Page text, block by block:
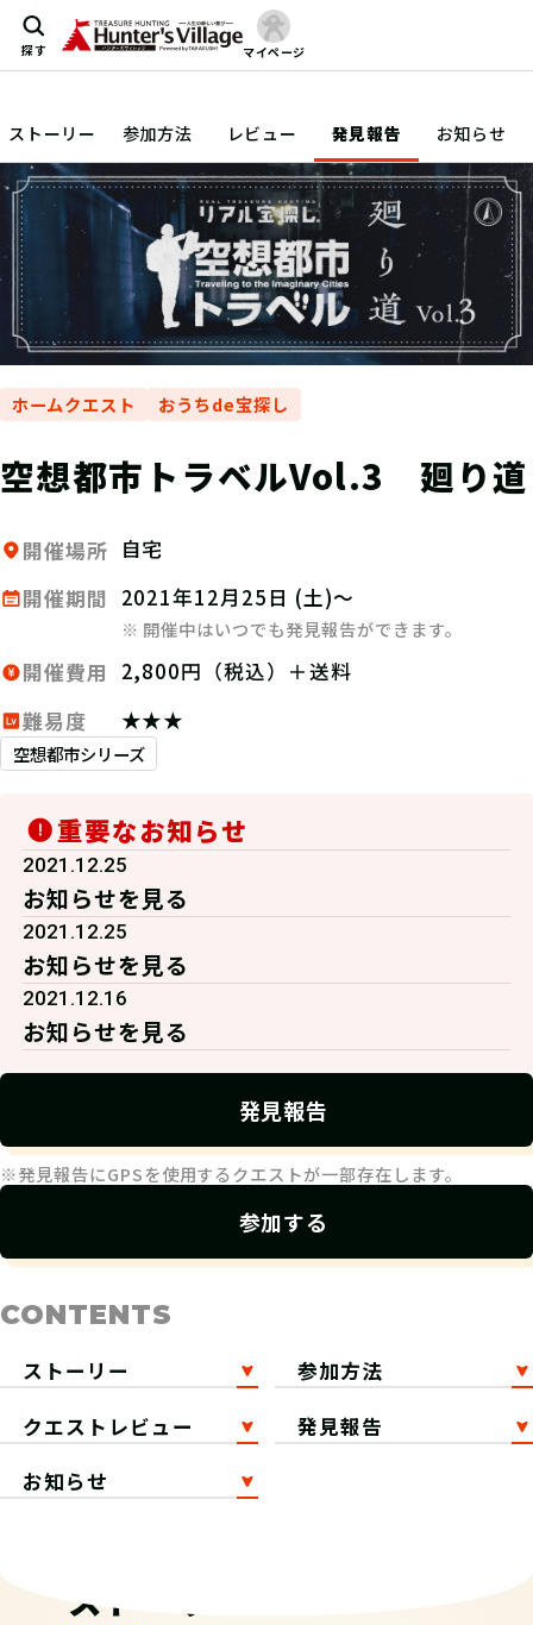
探す マイページ
ストーリー 参加方法 レビュー 発見報告 お知らせ
ホームクエスト おうちde宝探し
空想都市トラベルVol.3 廻り道
開催場所 自宅
開催期間
2021年12月25日 (土)～
※ 開催中はいつでも発見報告ができます。
開催費用
2,800円（税込）＋送料
難易度
★★★
空想都市シリーズ
重要なお知らせ
2021.12.25
お知らせを見る
2021.12.25
お知らせを見る
2021.12.16
お知らせを見る
発見報告
※発見報告にGPSを使用するクエストが一部存在します。
参加する
CONTENTS
ストーリー
参加方法
クエストレビュー
発見報告
お知らせ
ストーリー